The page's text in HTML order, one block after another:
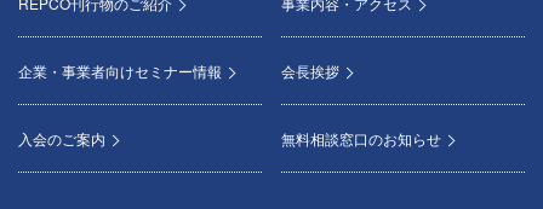
企業・事業者向けセミナー情報
入会のご案内
会長挨拶
無料相談窓口のお知らせ